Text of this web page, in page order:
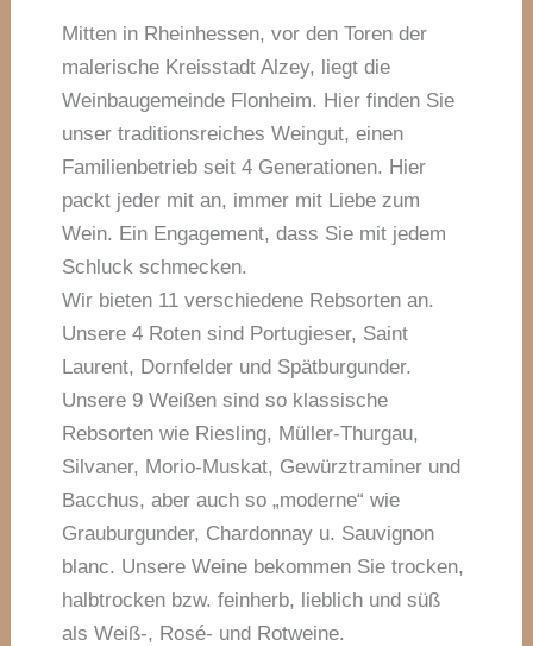
Mitten in Rheinhessen, vor den Toren der
malerische Kreisstadt Alzey, liegt die
Weinbaugemeinde Flonheim. Hier finden Sie
unser traditionsreiches Weingut, einen
Familienbetrieb seit 4 Generationen. Hier
packt jeder mit an, immer mit Liebe zum
Wein. Ein Engagement, dass Sie mit jedem
Schluck schmecken.
Wir bieten 11 verschiedene Rebsorten an.
Unsere 4 Roten sind Portugieser, Saint
Laurent, Dornfelder und Spätburgunder.
Unsere 9 Weißen sind so klassische
Rebsorten wie Riesling, Müller-Thurgau,
Silvaner, Morio-Muskat, Gewürztraminer und
Bacchus, aber auch so „moderne“ wie
Grauburgunder, Chardonnay u. Sauvignon
blanc. Unsere Weine bekommen Sie trocken,
halbtrocken bzw. feinherb, lieblich und süß
als Weiß-, Rosé- und Rotweine.